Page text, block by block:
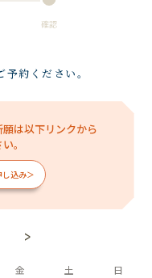
確認
予約ください。
は以下リンクから
。
込み＞
金 土 日